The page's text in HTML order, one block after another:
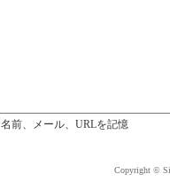
名前、メール、URLを記憶
Copyright ©